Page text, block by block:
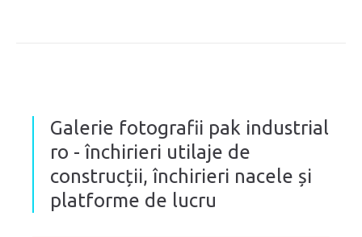
Galerie fotografii pak industrial
ro - închirieri utilaje de
construcții, închirieri nacele și
platforme de lucru